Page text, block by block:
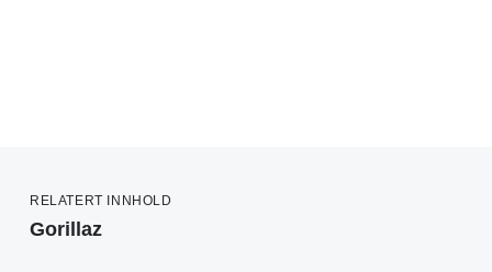
RELATERT INNHOLD
Gorillaz